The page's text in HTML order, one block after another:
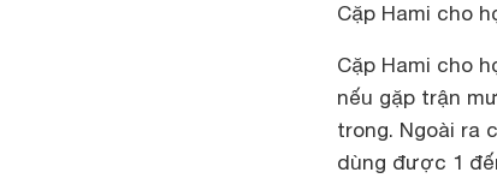
Cặp Hami cho
Cặp Hami cho
nếu gặp trận
trong. Ngoài ra
dùng được 1